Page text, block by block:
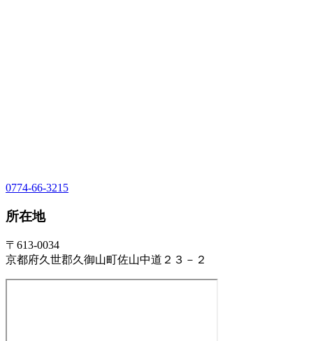
0774-66-3215
所在地
〒613-0034
京都府久世郡久御山町佐山中道２３－２